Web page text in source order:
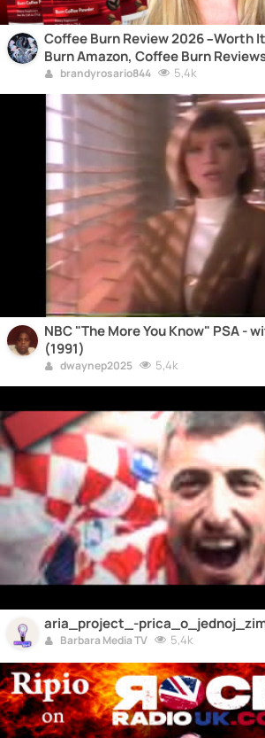
Coffee Burn Review 2026 –Worth
Burn Amazon, Coffee Burn
brandyrosario844 5,4k
NBC "The More You Know" PSA -
(1991)
dwaynep2025 5,4k
aria_project_-
Barbara Media TV 5,4k